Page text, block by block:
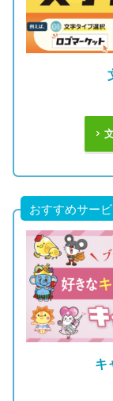
おすすめサー
キ